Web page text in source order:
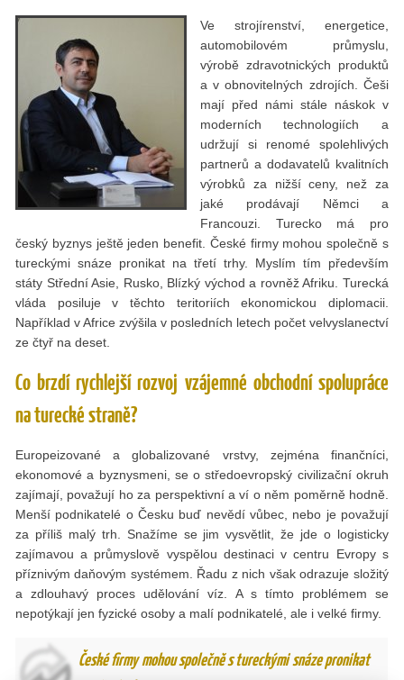
Ve strojírenství, energetice,
automobilovém průmyslu,
výrobě zdravotnických produktů
a v obnovitelných zdrojích. Češi
mají před námi stále náskok v
moderních technologiích a
udržují si renomé spolehlivých
partnerů a dodavatelů kvalitních
výrobků za nižší ceny, než za
jaké prodávají Němci a
Francouzi. Turecko má pro
český byznys ještě jeden benefit. České firmy mohou společně s
tureckými snáze pronikat na třetí trhy. Myslím tím především
státy Střední Asie, Rusko, Blízký východ a rovněž Afriku. Turecká
vláda posiluje v těchto teritoriích ekonomickou diplomacii.
Například v Africe zvýšila v posledních letech počet velvyslanectví
ze čtyř na deset.
Co brzdí rychlejší rozvoj vzájemné obchodní spolupráce
na turecké straně?
Europeizované a globalizované vrstvy, zejména finančníci,
ekonomové a byznysmeni, se o středoevropský civilizační okruh
zajímají, považují ho za perspektivní a ví o něm poměrně hodně.
Menší podnikatelé o Česku buď nevědí vůbec, nebo je považují
za příliš malý trh. Snažíme se jim vysvětlit, že jde o logisticky
zajímavou a průmyslově vyspělou destinaci v centru Evropy s
příznivým daňovým systémem. Řadu z nich však odrazuje složitý
a zdlouhavý proces udělování víz. A s tímto problémem se
nepotýkají jen fyzické osoby a malí podnikatelé, ale i velké firmy.
České firmy mohou společně s tureckými snáze pronikat